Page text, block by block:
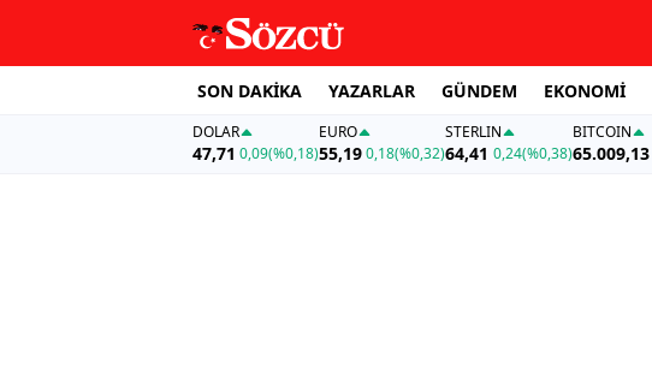
SON DAKİKA YAZARLAR GÜNDEM EKONOMİ
DOLAR
47,71 0,09(%0,18)
EURO
55,19 0,18(%0,32)
STERLIN
64,41 0,24(%0,38)
BITCOIN
65.009,13